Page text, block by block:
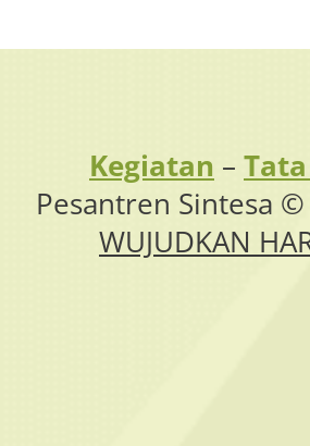
Kegiatan –
Pesantren Sintesa
WUJUDKAN